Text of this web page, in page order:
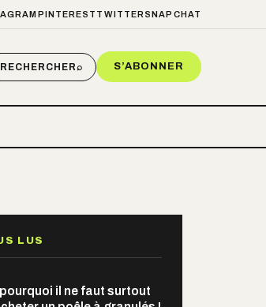
PINTEREST TWITTER SNAPCHAT
RECHERCHER⌕ S’ABONNER
LUS
il ne faut surtout